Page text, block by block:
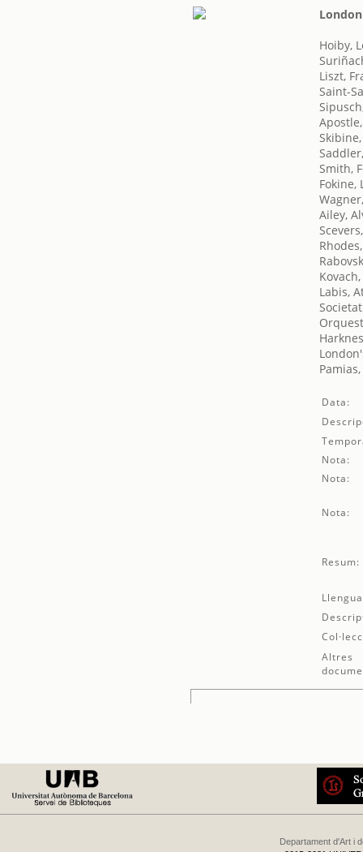
Hoiby,
Liszt,
Saint-
Smith,
Fokine,
Ailey,
Labis,
Data:
Nota:
Nota:
Nota:
Resum:
Altres
Departament d'Art i